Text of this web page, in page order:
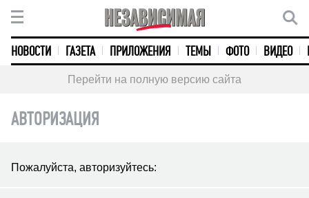
НОВОСТИ ГАЗЕТА ПРИЛОЖЕНИЯ ТЕМЫ ФОТО ВИДЕО
Перейти на полную версию сайта
АВТОРИЗАЦИЯ
Пожалуйста, авторизуйтесь: